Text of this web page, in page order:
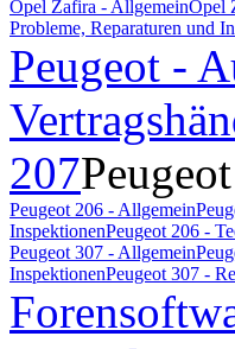
Opel Zafira - AllgemeinOpel
Probleme, Reparaturen und
Peugeot -
207
Peugeot 206 - Allgemein
InspektionenPeugeot 206 -
Peugeot 307 - Allgemein
InspektionenPeugeot 307 -